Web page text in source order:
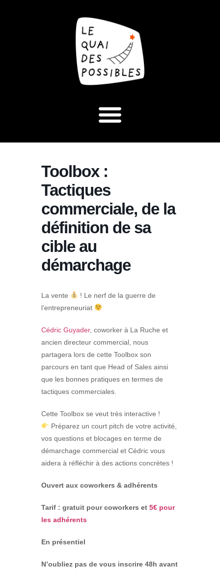
Toolbox :
Tactiques
commerciale, de la
définition de sa
cible au
démarchage
La vente
! Le nerf de la guerre de
l’entrepreneuriat
Cédric Guyader, coworker à La Ruche et
ancien directeur commercial, nous
partagera lors de cette Toolbox son
parcours en tant que Head of Sales ainsi
que les bonnes pratiques en termes de
tactiques commerciales.
Cette Toolbox se veut très interactive !
Préparez un court pitch de votre activité,
vos questions et blocages en terme de
démarchage commercial et Cédric vous
aidera à réfléchir à des actions concrètes !
Ouvert aux coworkers & adhérents
Tarif : gratuit pour coworkers et 5€ pour
les adhérents
En présentiel
N’oubliez pas de vous inscrire 48h avant